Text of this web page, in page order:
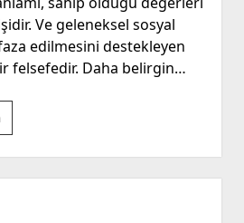
Ve geleneksel sosyal
edilmesini destekleyen
felsefedir. Daha belirgin…
Muhafazakâr
otel
yalanı